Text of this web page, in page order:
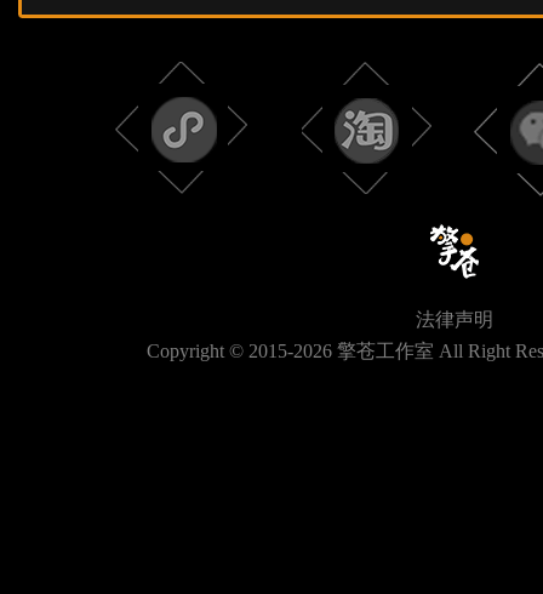
法律声明
Copyright © 2015-2026 擎苍工作室 All Right